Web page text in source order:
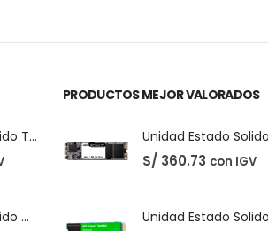
Unidad Estado Solido TeamGroup 512GB MS30
Unidad Estado Solido Western Digital Green SN350 2TB
PRODUCTOS MEJOR VALORADOS
S/ 360.73 con IGV